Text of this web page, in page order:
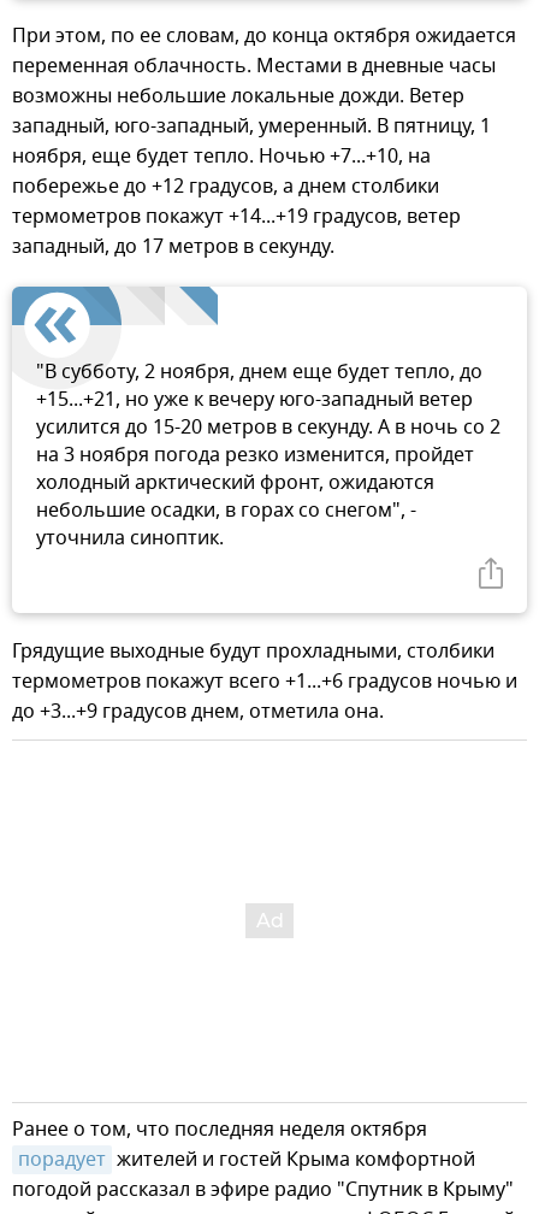
При этом, по ее словам, до конца октября ожидается
переменная облачность. Местами в дневные часы
возможны небольшие локальные дожди. Ветер
западный, юго-западный, умеренный. В пятницу, 1
ноября, еще будет тепло. Ночью +7...+10, на
побережье до +12 градусов, а днем столбики
термометров покажут +14...+19 градусов, ветер
западный, до 17 метров в секунду.
"В субботу, 2 ноября, днем еще будет тепло, до
+15...+21, но уже к вечеру юго-западный ветер
усилится до 15-20 метров в секунду. А в ночь со 2
на 3 ноября погода резко изменится, пройдет
холодный арктический фронт, ожидаются
небольшие осадки, в горах со снегом", -
уточнила синоптик.
Грядущие выходные будут прохладными, столбики
термометров покажут всего +1...+6 градусов ночью и
до +3...+9 градусов днем, отметила она.
Ранее о том, что последняя неделя октября
порадует жителей и гостей Крыма комфортной
погодой рассказал в эфире радио "Спутник в Крыму"